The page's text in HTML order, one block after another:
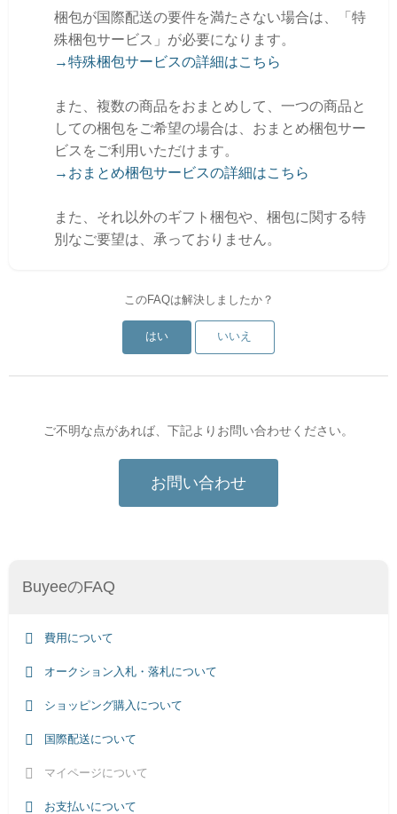
BuyeeのFAQ
費用について
オークション入札・落札について
ショッピング購入について
国際配送について
マイページについて
お支払いについて
梱包が国際配送の要件を満たさない場合は、「特
殊梱包サービス」が必要になります。
→特殊梱包サービスの詳細はこちら
また、複数の商品をおまとめして、一つの商品と
しての梱包をご希望の場合は、おまとめ梱包サー
ビスをご利用いただけます。
→おまとめ梱包サービスの詳細はこちら
また、それ以外のギフト梱包や、梱包に関する特
別なご要望は、承っておりません。
このFAQは解決しましたか？
はい いいえ
ご不明な点があれば、下記よりお問い合わせください。
お問い合わせ